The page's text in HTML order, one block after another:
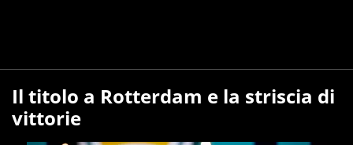
Il titolo a Rotterdam e la striscia di
vittorie